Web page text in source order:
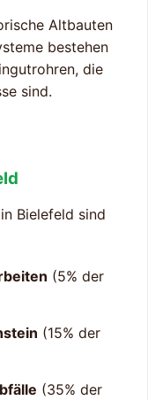
Altbauten
bestehen
die
sind.
Bielefeld sind
(5% der
(15% der
(35% der